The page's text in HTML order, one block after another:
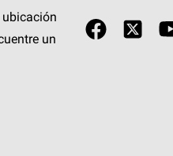
ubicación
un